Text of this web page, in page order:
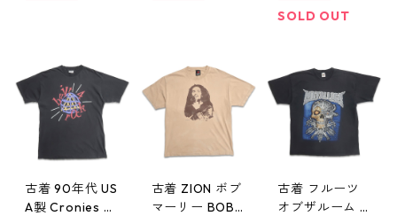
記：XL gd410
SOLD OUT
古着 90年代 US
A製 Cronies R
古着 ZION ボブ
マーリー BOB
古着 フルーツ
オブザルーム M